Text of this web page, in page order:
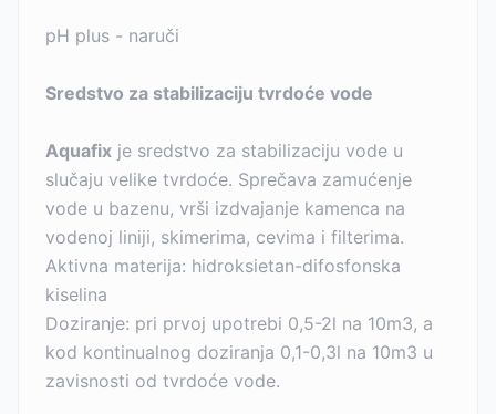
pH plus - naruči
Sredstvo za stabilizaciju tvrdoće vode
Aquafix je sredstvo za stabilizaciju vode u
slučaju velike tvrdoće. Sprečava zamućenje
vode u bazenu, vrši izdvajanje kamenca na
vodenoj liniji, skimerima, cevima i filterima.
Aktivna materija: hidroksietan-difosfonska
kiselina
Doziranje: pri prvoj upotrebi 0,5-2l na 10m3, a
kod kontinualnog doziranja 0,1-0,3l na 10m3 u
zavisnosti od tvrdoće vode.